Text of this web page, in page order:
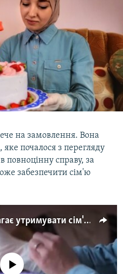
на замовлення. Вона
почалося з перегляду
повноцінну справу, за
забезпечити сім'ю
«Захоплення допомагає утримувати сім'ю» – дружина політв'язня Фатма Ісмаїлова – про те, як хобі стало заробітком (відео)
currently available